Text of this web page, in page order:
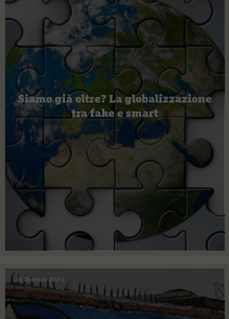
Siamo già oltre? La globalizzazione
tra fake e smart
30 Dicembre 2021 /